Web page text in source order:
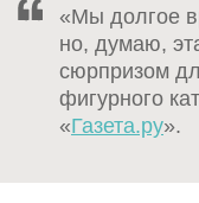
«Мы долгое
но, думаю,
сюрпризом
фигурного
«Газета.ру».